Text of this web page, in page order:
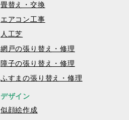
畳替え・交換
エアコン工事
人工芝
網戸の張り替え・修理
障子の張り替え・修理
ふすまの張り替え・修理
デザイン
似顔絵作成